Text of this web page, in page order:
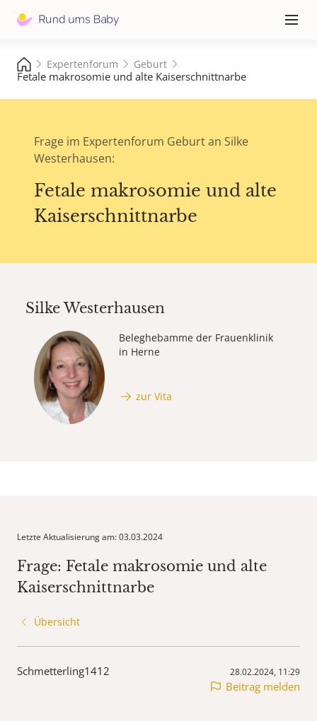
≡
Expertenforum Geburt
Fetale makrosomie und alte Kaiserschnittnarbe
Frage im Expertenforum Geburt an Silke
Westerhausen:
Fetale makrosomie und alte
Kaiserschnittnarbe
Silke Westerhausen
Beleghebamme der Frauenklinik
in Herne
zur Vita
Letzte Aktualisierung am: 03.03.2024
Frage: Fetale makrosomie und alte
Kaiserschnittnarbe
Übersicht
Schmetterling1412 28.02.2024, 11:29
Beitrag melden